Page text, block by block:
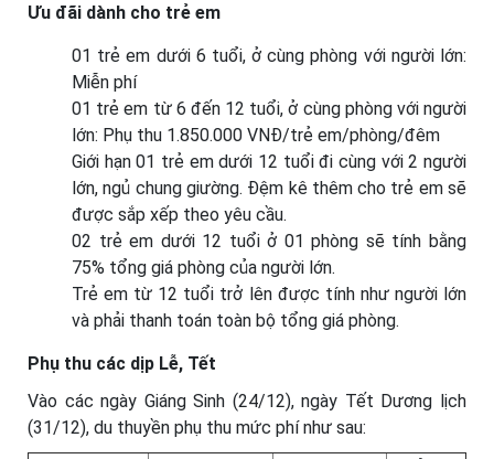
Ưu đãi dành cho trẻ em
01 trẻ em dưới 6 tuổi, ở cùng phòng với người lớn:
Miễn phí
01 trẻ em từ 6 đến 12 tuổi, ở cùng phòng với người
lớn: Phụ thu 1.850.000 VNĐ/trẻ em/phòng/đêm
Giới hạn 01 trẻ em dưới 12 tuổi đi cùng với 2 người
lớn, ngủ chung giường. Đệm kê thêm cho trẻ em sẽ
được sắp xếp theo yêu cầu.
02 trẻ em dưới 12 tuổi ở 01 phòng sẽ tính bằng
75% tổng giá phòng của người lớn.
Trẻ em từ 12 tuổi trở lên được tính như người lớn
và phải thanh toán toàn bộ tổng giá phòng.
Phụ thu các dịp Lễ, Tết
Vào các ngày Giáng Sinh (24/12), ngày Tết Dương lịch
(31/12), du thuyền phụ thu mức phí như sau: